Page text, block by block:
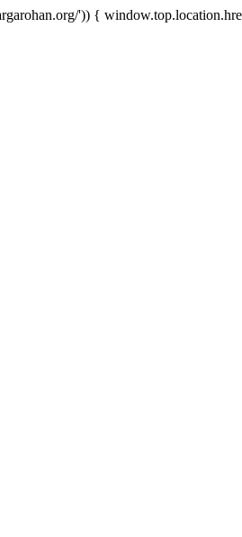
')) {